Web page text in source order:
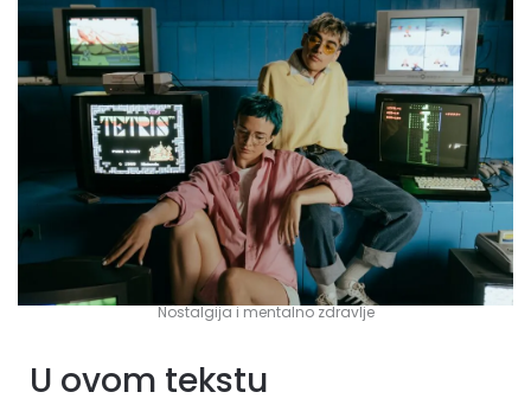
Nostalgija i mentalno zdravlje
U ovom tekstu